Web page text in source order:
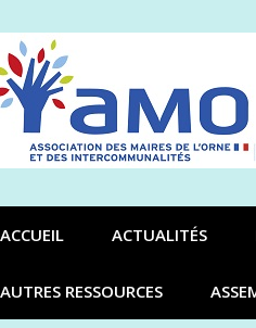
ACCUEIL ACTUALITÉS
AUTRES RESSOURCES